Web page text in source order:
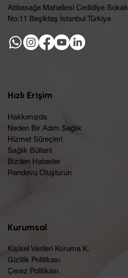
Abbasağa Mahallesi Cedidiye Sokak
No:11 Beşiktaş İstanbul Türkiye
Hızlı Erişim
Hakkımızda
Neden Bir Adım Sağlık
Hizmet Süreçleri
Sağlık Bülteni
Bizden Haberler
Randevu Oluşturun​
Kurumsal
Kişisel Verileri Koruma K.
Gizlilik Politikası
Çerez Politikası